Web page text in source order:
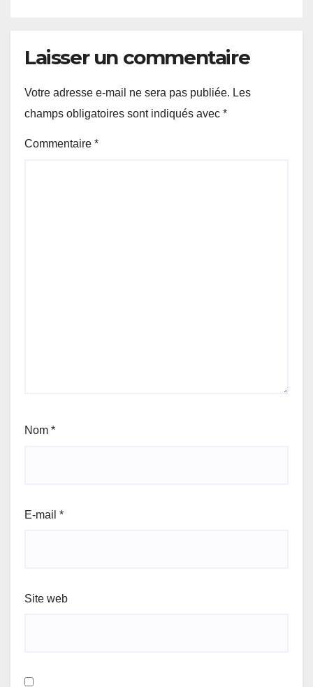
Laisser un commentaire
Votre adresse e-mail ne sera pas publiée. Les
champs obligatoires sont indiqués avec *
Commentaire *
Nom *
E-mail *
Site web